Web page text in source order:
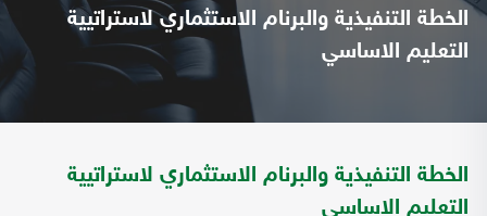
الخطة التنفيذية والبرنام الاستثماري لاستراتيية
التعليم الاساسي
الخطة التنفيذية والبرنام الاستثماري لاستراتيية
التعليم الاساسي